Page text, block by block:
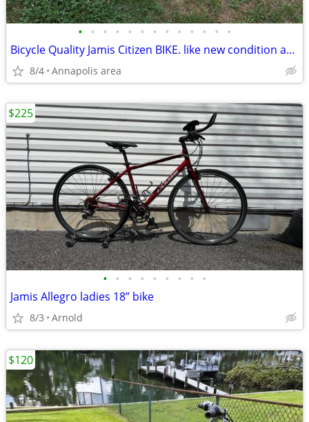
• • • • • • • • • • • • •
Bicycle Quality Jamis Citizen BIKE. like new condition adult size 32
8/4 Annapolis area
• • • • • • • • •
Jamis Allegro ladies 18” bike
8/3 Arnold
$225
$120